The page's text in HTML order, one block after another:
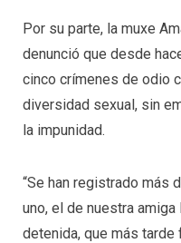
Por su parte, la muxe
denunció que desde
cinco crímenes de odio
diversidad sexual, sin
la impunidad.
“Se han registrado más
uno, el de nuestra
detenida, que más